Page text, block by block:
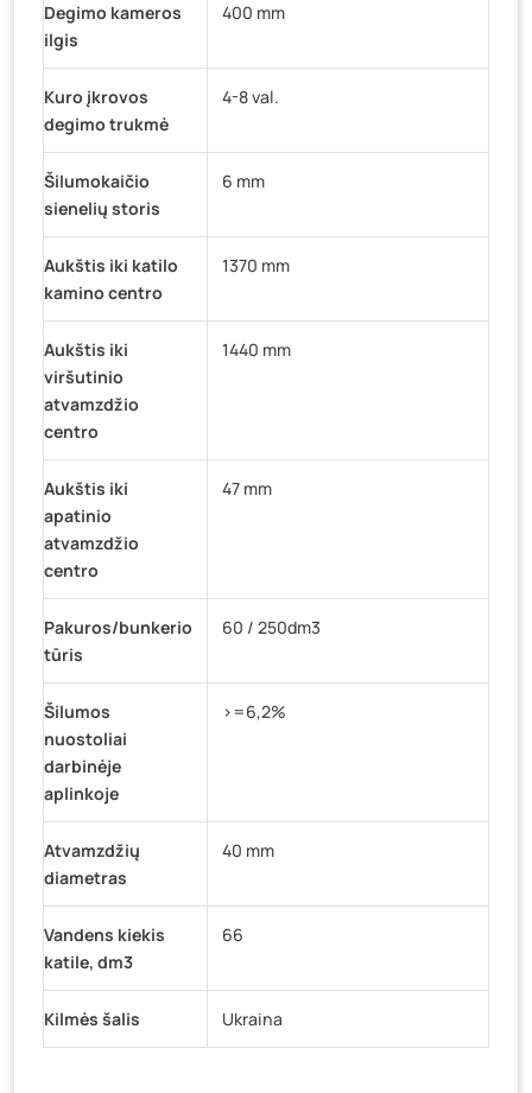
Degimo kameros
ilgis
400 mm
Kuro įkrovos
degimo trukmė
4-8 val.
Šilumokaičio
sienelių storis
6 mm
Aukštis iki katilo
kamino centro
1370 mm
Aukštis iki
viršutinio
atvamzdžio
centro
1440 mm
Aukštis iki
apatinio
atvamzdžio
centro
47 mm
Pakuros/bunkerio
tūris
60 / 250dm3
Šilumos
nuostoliai
darbinėje
aplinkoje
>=6,2%
Atvamzdžių
diametras
40 mm
Vandens kiekis
katile, dm3
66
Kilmės šalis Ukraina